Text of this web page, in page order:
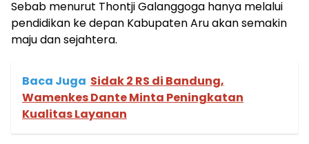
Sebab menurut Thontji Galanggoga hanya melalui
pendidikan ke depan Kabupaten Aru akan semakin
maju dan sejahtera.
Baca Juga Sidak 2 RS di Bandung,
Wamenkes Dante Minta Peningkatan
Kualitas Layanan